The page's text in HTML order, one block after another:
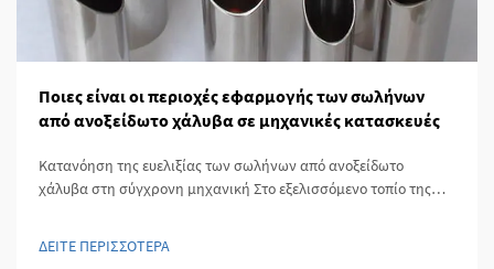
Ποιες είναι οι περιοχές εφαρμογής των σωλήνων
από ανοξείδωτο χάλυβα σε μηχανικές κατασκευές
Κατανόηση της ευελιξίας των σωλήνων από ανοξείδωτο
χάλυβα στη σύγχρονη μηχανική Στο εξελισσόμενο τοπίο της
διάρκεια και πολυπλευρότητα...
ΔΕΙΤΕ ΠΕΡΙΣΣΟΤΕΡΑ